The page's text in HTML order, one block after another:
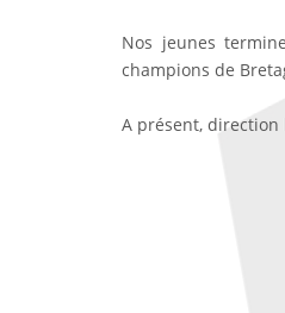
Nos jeunes
champions de
A présent, direction